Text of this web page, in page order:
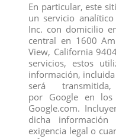
GATO SENTADO
View
SCHLEICH
LOS PITUFOS
DINOSAURIOS
EL DRADOR & CRIATURAS
MUNDO DE FANTASÍA-
En particular, este
un servicio
Inc. con domicilio
central en 1600
View, California
servicios, estos
información,
será
por Google en
Google.com.
dicha
exigencia legal o